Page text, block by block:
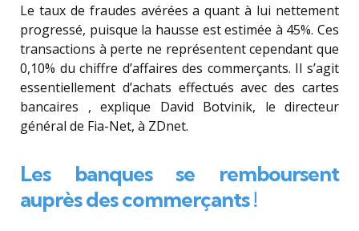
Le taux de fraudes avérées a quant à lui nettement
progressé, puisque la hausse est estimée à 45%. Ces
transactions à perte ne représentent cependant que
0,10% du chiffre d’affaires des commerçants. Il s’agit
essentiellement d’achats effectués avec des cartes
bancaires , explique David Botvinik, le directeur
général de Fia-Net, à ZDnet.
Les banques se remboursent
auprès des commerçants !